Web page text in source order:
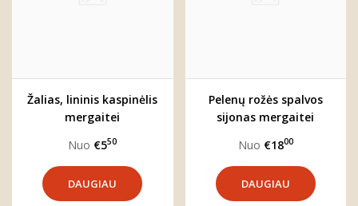
Žalias, lininis kaspinėlis
mergaitei
Nuo €550
DAUGIAU
Pelenų rožės spalvos
sijonas mergaitei
Nuo €1800
DAUGIAU